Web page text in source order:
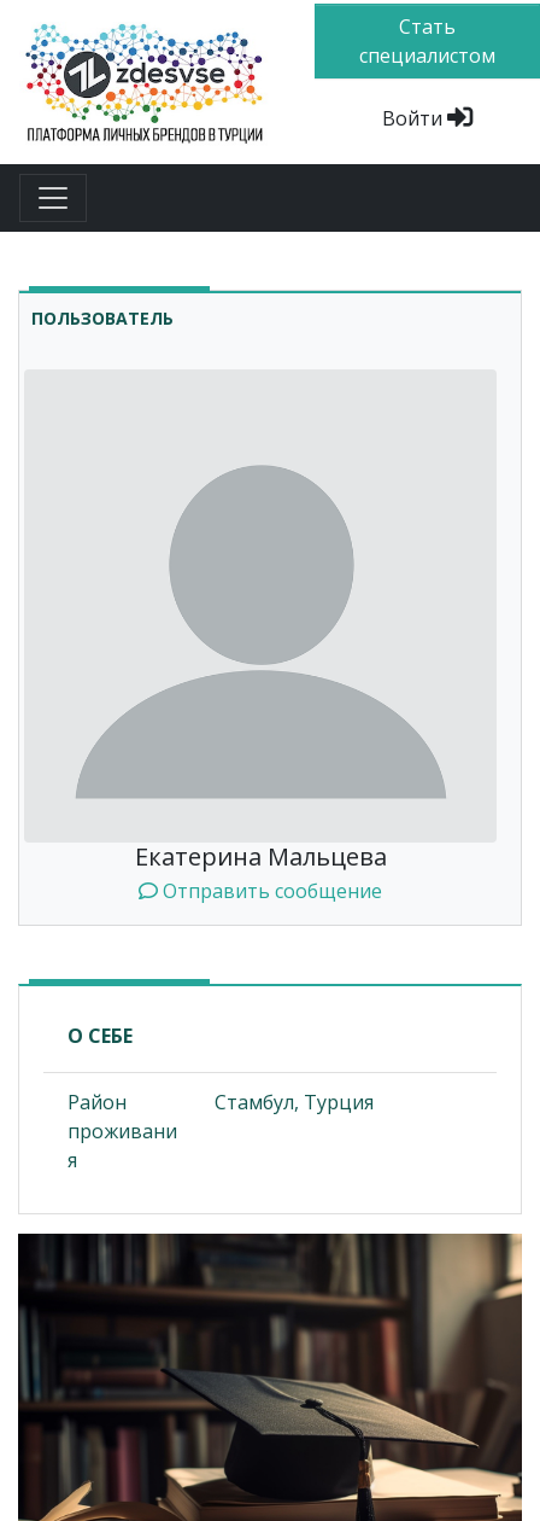
Стать
специалистом
Войти
ПОЛЬЗОВАТЕЛЬ
Екатерина Мальцева
Отправить сообщение
О СЕБЕ
Район
проживани
я
Стамбул, Турция